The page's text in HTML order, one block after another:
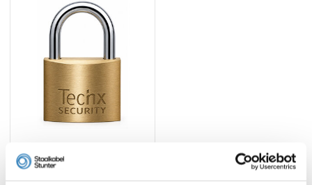
Technx Hangslot
gelijksluitend 50mm